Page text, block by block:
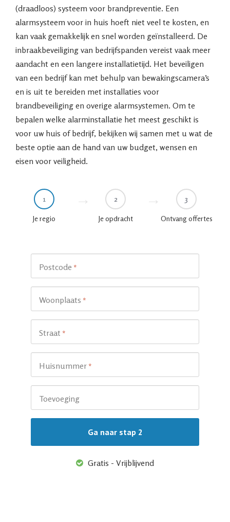
(draadloos) systeem voor brandpreventie. Een
alarmsysteem voor in huis hoeft niet veel te kosten, en
kan vaak gemakkelijk en snel worden geïnstalleerd. De
inbraakbeveiliging van bedrijfspanden vereist vaak meer
aandacht en een langere installatietijd. Het beveiligen
van een bedrijf kan met behulp van bewakingscamera’s
en is uit te bereiden met installaties voor
brandbeveiliging en overige alarmsystemen. Om te
bepalen welke alarminstallatie het meest geschikt is
voor uw huis of bedrijf, bekijken wij samen met u wat de
beste optie aan de hand van uw budget, wensen en
eisen voor veiligheid.
1
Je regio
2
Je opdracht
3
Ontvang offertes
Postcode *
Woonplaats *
Straat *
Huisnummer *
Toevoeging
Gratis - Vrijblijvend